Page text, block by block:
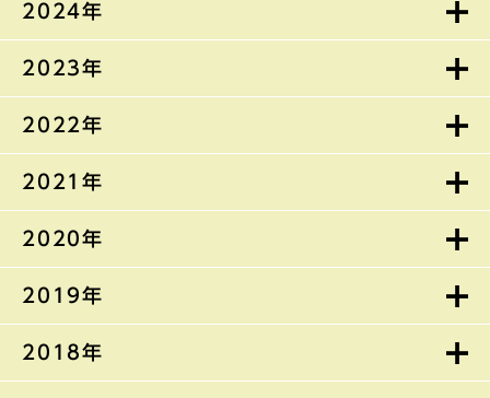
2024年
2023年
2022年
2021年
2020年
2019年
2018年